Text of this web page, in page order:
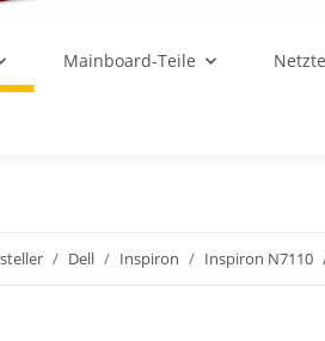
Mainboard-Teile
Dell Inspiron Inspiron N7110